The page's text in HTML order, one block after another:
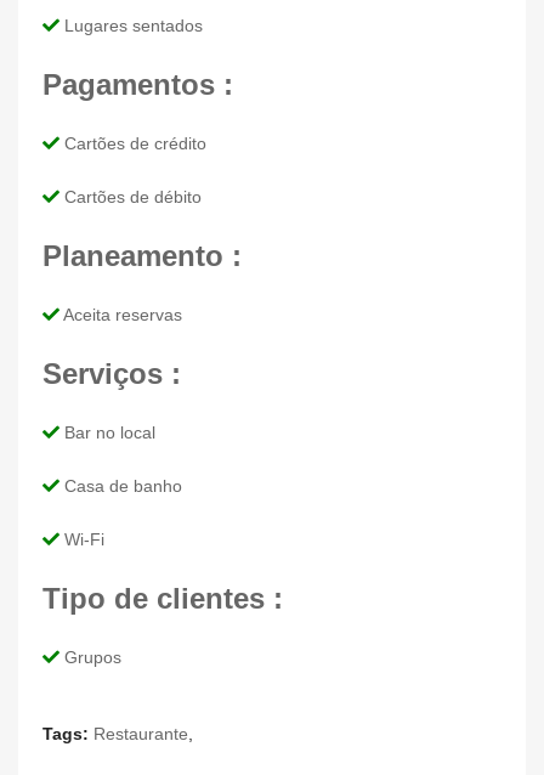
Lugares sentados
Pagamentos :
Cartões de crédito
Cartões de débito
Planeamento :
Aceita reservas
Serviços :
Bar no local
Casa de banho
Wi-Fi
Tipo de clientes :
Grupos
Tags: Restaurante